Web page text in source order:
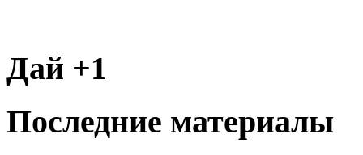
Дай +1
Последние материалы